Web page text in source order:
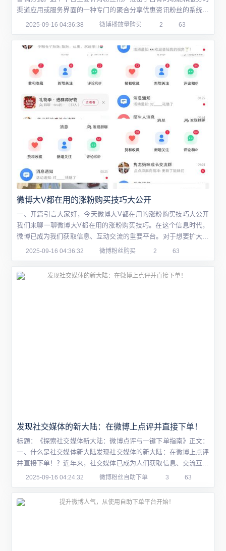
渠道应用或服务界面的一种专门的聚合分享优惠资讯粉丝的系统工
具平台，能为用户提供多种多样的营销活动和服务选择，旨在进一
首先，平台整合各类优质资源，涵盖丰富的产...
2025-09-16 04:36:38 微博播放量购买 2 63
微博大V都在用的涨粉购买技巧大公开
一、开篇引言大家好，今天微博大V都在用的涨粉购买技巧大公开
我们来聊一聊微博大V都在用的涨粉购买技巧。在这个信息时代，
微博已成为我们获取信息、互动交流的重要平台。对于想要扩大影
响力、增加粉丝数量的微博用户来说，掌握一些有效的涨粉购买技
长。二、微博涨粉策略解析1. 内容质量：首...
2025-09-16 04:36:32 微博粉丝购买 2 63
发现社交媒体的新大陆：在微博上点评并直接下单！
标题：《探索社交媒体新大陆：微博点评与一键下单指南》正文：
一、什么是社交媒体新大陆发现社交媒体的新大陆：在微博上点评
并直接下单！？近年来，社交媒体已成为人们获取信息、交流互动
的重要平台。在不断发展和创新的过程中，社交媒体形成发现社交
的“大陆”上，用户可以浏览最新动态、分...
2025-09-16 04:24:32 微博粉丝自助下单 3 63